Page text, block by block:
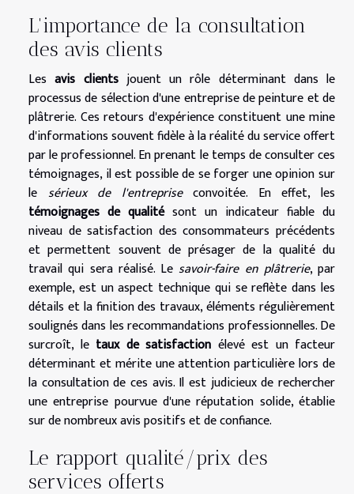
L'importance de la consultation
des avis clients
Lesavis clientsjouent un rôle déterminant dans le
processus de sélection d'une entreprise de peinture et de
plâtrerie. Ces retours d'expérience constituent une mine
d'informations souvent fidèle à la réalité du service offert
par le professionnel. En prenant le temps de consulter ces
témoignages, il est possible de se forger une opinion sur
le sérieux de l'entrepriseconvoitée. En effet, les
témoignages de qualitésont un indicateur fiable du
niveau de satisfaction des consommateurs précédents
et permettent souvent de présager de la qualité du
travail qui sera réalisé. Lesavoir-faire en plâtrerie, par
exemple, est un aspect technique qui se reflète dans les
détails et la finition des travaux, éléments régulièrement
soulignés dans les recommandations professionnelles. De
surcroît, le taux de satisfaction élevé est un facteur
déterminant et mérite une attention particulière lors de
la consultation de ces avis. Il est judicieux de rechercher
une entreprise pourvue d'une réputation solide, établie
sur de nombreux avis positifs et de confiance.
Le rapport qualité/prix des
services offerts